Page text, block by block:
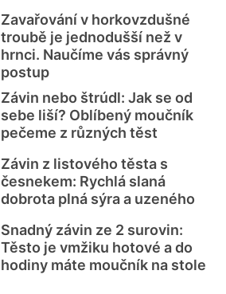
Zavařování v horkovzdušné
troubě je jednodušší než v
hrnci. Naučíme vás správný
postup
Závin nebo štrúdl: Jak se od
sebe liší? Oblíbený moučník
pečeme z různých těst
Závin z listového těsta s
česnekem: Rychlá slaná
dobrota plná sýra a uzeného
Snadný závin ze 2 surovin:
Těsto je vmžiku hotové a do
hodiny máte moučník na stole